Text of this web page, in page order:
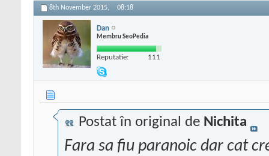
8th November 2015, 08:18
Dan
Membru SeoPedia
Reputatie: 111
Postat în original de Nichita
Fara sa fiu paranoic dar cat